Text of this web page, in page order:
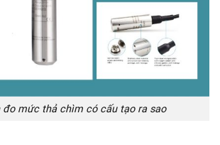
đo mức thả chìm có cấu tạo ra sao